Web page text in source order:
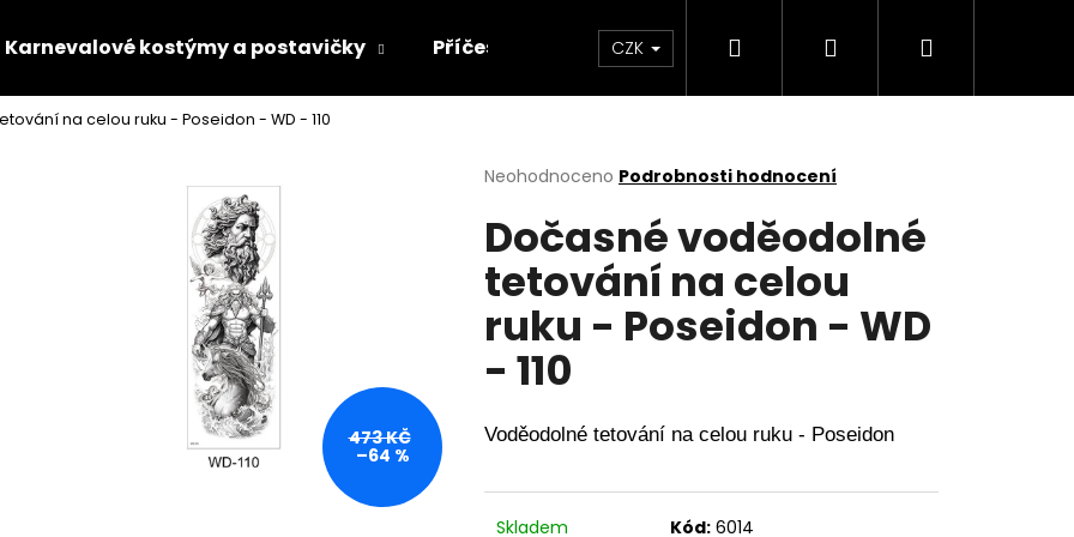
Karnevalové kostýmy a postavičky Příčesky a copy Menstruační kalhotky a plavky
CZK Hledat PřihlášeníNákupní
na celou ruku - Poseidon - WD - 110
Průměrné
produktu
je
0,0
z
5
hvězdiček.
Neohodnoceno Podrobnosti hodnocení
Dočasné voděodolné
tetování na celou
ruku - Poseidon - WD
- 110
Voděodolné tetování na celou ruku - Poseidon
Skladem Kód: 6014
473 KČ
–64 %
Co potřebujete najít?
Doporučujeme